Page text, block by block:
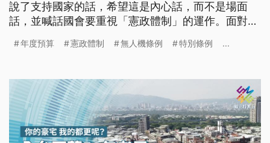
說了支持國家的話，希望這是內心話，而不是場面
話，並喊話國會要重視「憲政體制」的運作。面對敵
地火力全開，進行「聯勇操演」，場面震撼。
年度預算 憲政體制 無人機條例 特別條例 ...